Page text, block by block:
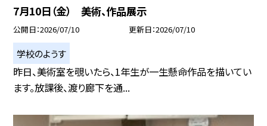
7月10日（金） 美術、作品展示
公開日 2026/07/10 更新日 2026/07/10
学校のようす
昨日、美術室を覗いたら、1年生が一生懸命作品を描いてい
ます。放課後、渡り廊下を通...